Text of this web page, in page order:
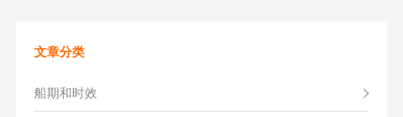
文章分类
船期和时效